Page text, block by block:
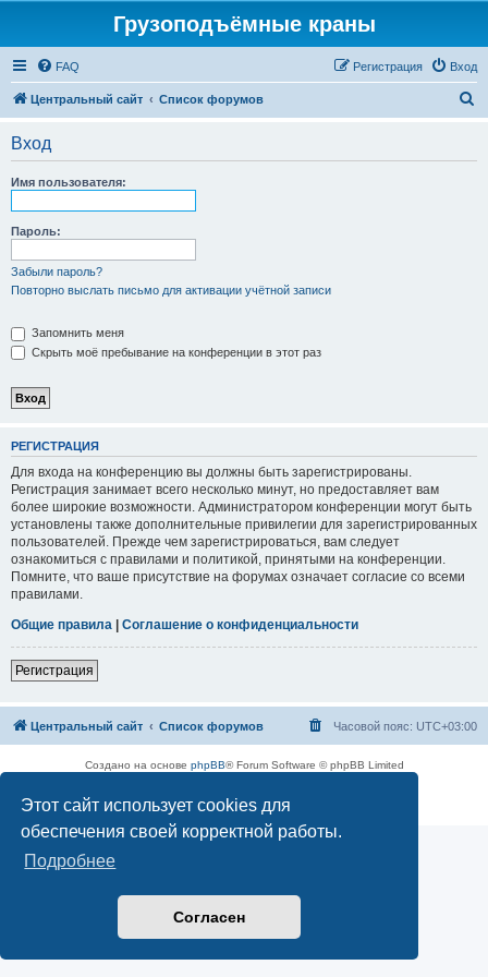
Этот сайт использует cookies для
обеспечения своей корректной работы.
Подробнее
Согласен
Грузоподъёмные краны
FAQ Вход
Регистрация
Центральный сайт Список форумов
Вход
Имя пользователя:
Пароль:
Забыли пароль?
Повторно выслать письмо для активации учётной записи
Запомнить меня
Скрыть моё пребывание на конференции в этот раз
РЕГИСТРАЦИЯ
Для входа на конференцию вы должны быть зарегистрированы.
Регистрация занимает всего несколько минут, но предоставляет вам
более широкие возможности. Администратором конференции могут быть
установлены также дополнительные привилегии для зарегистрированных
пользователей. Прежде чем зарегистрироваться, вам следует
ознакомиться с правилами и политикой, принятыми на конференции.
Помните, что ваше присутствие на форумах означает согласие со всеми
правилами.
Общие правила | Соглашение о конфиденциальности
Регистрация
Центральный сайт Список форумов Часовой пояс: UTC+03:00
Создано на основе phpBB® Forum Software © phpBB Limited
Конфиденциальность|Правила